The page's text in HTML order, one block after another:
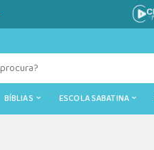
BÍBLIAS ESCOLA SABATINA